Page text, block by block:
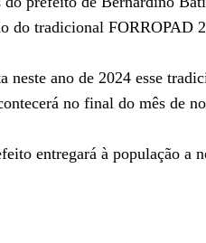
do tradicional FORROPAD
neste ano de 2024 esse
no final do mês de
entregará à população a